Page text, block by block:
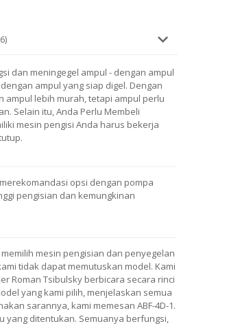
dan meningegel ampul - dengan ampul
ampul yang siap digel. Dengan
ampul lebih murah, tetapi ampul perlu
Selain itu, Anda Perlu Membeli
mesin pengisi Anda harus bekerja
opsi dengan pompa
pengisian dan kemungkinan
mesin pengisian dan penyegelan
tidak dapat memutuskan model. Kami
Roman Tsibulsky berbicara secara rinci
yang kami pilih, menjelaskan semua
sarannya, kami memesan ABF-4D-1.
yang ditentukan. Semuanya berfungsi,